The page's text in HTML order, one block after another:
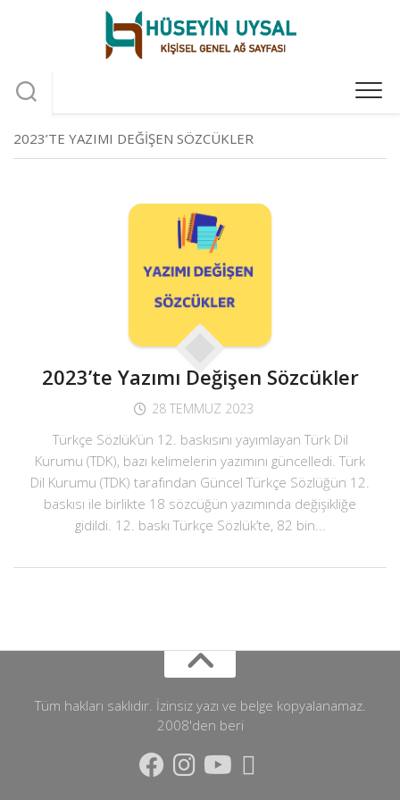
2023’TE YAZIMI DEĞIŞEN SÖZCÜKLER
2023’te Yazımı Değişen Sözcükler
28 TEMMUZ 2023
Türkçe Sözlük’ün 12. baskısını yayımlayan Türk Dil
Kurumu (TDK), bazı kelimelerin yazımını güncelledi. Türk
Dil Kurumu (TDK) tarafından Güncel Türkçe Sözlüğün 12.
baskısı ile birlikte 18 sözcüğün yazımında değişikliğe
gidildi. 12. baskı Türkçe Sözlük’te, 82 bin...
Tüm hakları saklıdır. İzinsiz yazı ve belge kopyalanamaz.
2008'den beri